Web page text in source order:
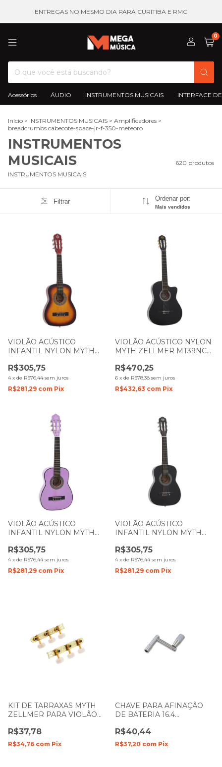
ENTREGAS NO MESMO DIA PARA CURITIBA E RMC
0
Acessórios ÁUDIO INSTRUMENTOS MUSICAIS INTERFACE
Início > INSTRUMENTOS MUSICAIS > Amplificadores >
breadcrumbs.cabecote-space-jr-f-350-meteoro
INSTRUMENTOS
MUSICAIS
620 produtos
INSTRUMENTOS MUSICAIS
Filtrar Ordenar por:
Mais vendidos
VIOLÃO ACÚSTICO
INFANTIL NYLON MYTH
SUNBURST 1097
R$305,75
4 x de R$76,44 sem juros
R$281,29 com Pix
VIOLÃO ACÚSTICO NYLON
MYTH ZELLMER MT39NC
R$470,25
6 x de R$78,38 sem juros
R$432,63 com Pix
VIOLÃO ACÚSTICO
INFANTIL NYLON MYTH
PURPLE LILÁS 1285
R$305,75
4 x de R$76,44 sem juros
R$281,29 com Pix
VIOLÃO ACÚSTICO
INFANTIL NYLON MYTH
PRETO 1098
R$305,75
4 x de R$76,44 sem juros
R$281,29 com Pix
KIT DE TARRAXAS MYTH
ZELLMER PARA VIOLÃO
1227
R$37,78
R$34,76 com Pix
CHAVE PARA AFINAÇÃO
DE BATERIA 16.4
R$40,44
R$37,20 com Pix